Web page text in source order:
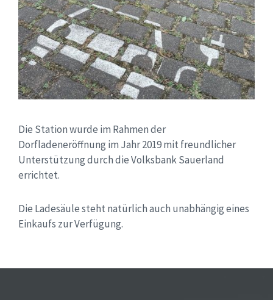
Die Station wurde im Rahmen der
Dorfladeneröffnung im Jahr 2019 mit freundlicher
Unterstützung durch die Volksbank Sauerland
errichtet.
Die Ladesäule steht natürlich auch unabhängig eines
Einkaufs zur Verfügung.